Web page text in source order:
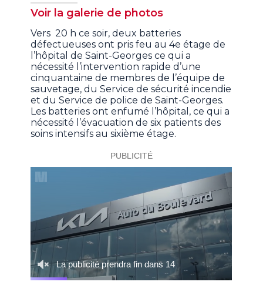
Voir la galerie de photos
Vers 20 h ce soir, deux batteries
défectueuses ont pris feu au 4e étage de
l’hôpital de Saint-Georges ce qui a
nécessité l’intervention rapide d’une
cinquantaine de membres de l’équipe de
sauvetage, du Service de sécurité incendie
et du Service de police de Saint-Georges.
Les batteries ont enfumé l’hôpital, ce qui a
nécessité l’évacuation de six patients des
soins intensifs au sixième étage.